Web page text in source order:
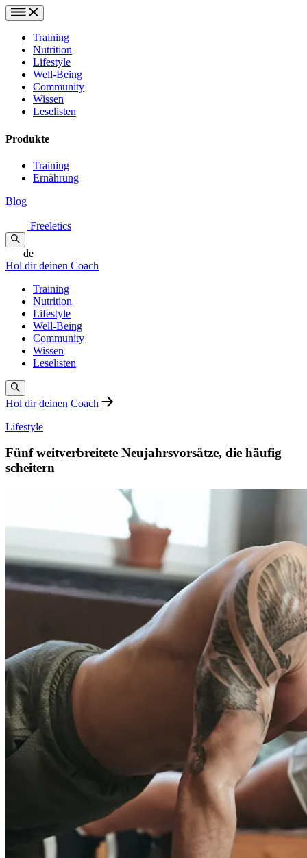
Training
Nutrition
Lifestyle
Well-Being
Community
Wissen
Leselisten
Produkte
Training
Ernährung
Blog
Freeletics
de
Hol dir deinen Coach
Training
Nutrition
Lifestyle
Well-Being
Community
Wissen
Leselisten
Hol dir deinen Coach
Lifestyle
Fünf weitverbreitete Neujahrsvorsätze, die häufig
scheitern